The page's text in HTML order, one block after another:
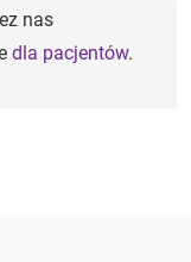
nas
dla pacjentów.